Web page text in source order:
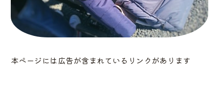
本ページには広告が含まれているリンクがあります